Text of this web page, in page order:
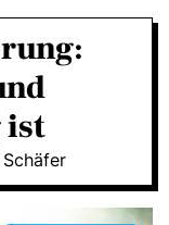
L
H
D
H
ist